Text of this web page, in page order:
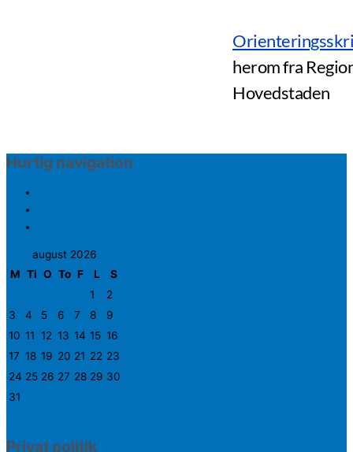
herom fra
Hovedstaden
Hurtig navigation
august 2026
M Ti O To F L
S
1
2
3
4 5 6 7 8
9
10 11 12 13 14 15 16
17 18 19 20 21 22 23
24 25 26 27 28 29 30
31
Privat politik